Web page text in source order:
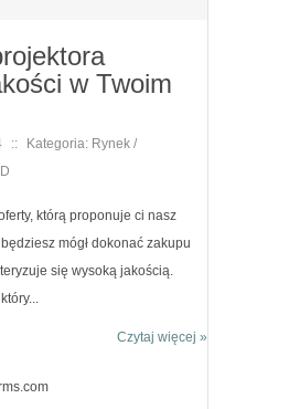
w Twoim
::
Kategoria: Rynek /
którą proponuje ci nasz
mógł dokonać zakupu
się wysoką jakością.
Czytaj więcej »